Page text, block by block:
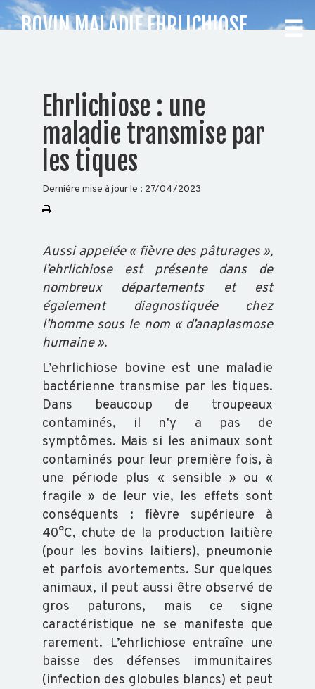
CHOISISSEZ
DÉPARTEMENT
BOVIN
CAPRIN
PORCIN
EQUIN
VOLAILLE
POISSON
ABEILLE
TRANSFORMATION
BOVIN MALADIE EHRLICHIOSE
Ehrlichiose : une
maladie transmise par
les tiques
Derniére mise à jour le : 27/04/2023
Aussiappelée « fièvre des pâturages »,
l’ehrlichiose est présente dans de
nombreux départements et est
également diagnostiquée chez
l’homme sous le nom « d’anaplasmose
humaine ».
L’ehrlichiose bovine est une maladie
bactérienne transmise par les tiques.
Dans beaucoup de troupeaux
contaminés, il n’y a pas de
symptômes. Mais si les animaux sont
contaminés pour leur première fois, à
une période plus « sensible » ou «
fragile » de leur vie, les effets sont
conséquents : fièvre supérieure à
40°C, chute de la production laitière
(pour les bovins laitiers), pneumonie
et parfois avortements. Sur quelques
animaux, il peut aussi être observé de
gros paturons, mais ce signe
caractéristique ne se manifeste que
rarement. L’ehrlichiose entraîne une
baisse des défenses immunitaires
(infection des globules blancs) et peut